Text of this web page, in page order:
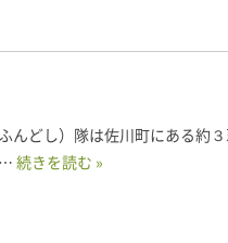
んどし）隊は佐川町にある約
… 続きを読む »